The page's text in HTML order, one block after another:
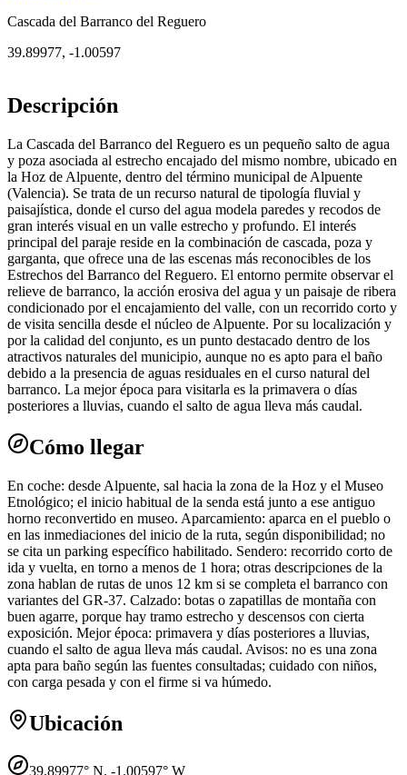
Cascada del Barranco del Reguero
39.89977, -1.00597
Descripción
La Cascada del Barranco del Reguero es un pequeño salto de agua
y poza asociada al estrecho encajado del mismo nombre, ubicado en
la Hoz de Alpuente, dentro del término municipal de Alpuente
(Valencia). Se trata de un recurso natural de tipología fluvial y
paisajística, donde el curso del agua modela paredes y recodos de
gran interés visual en un valle estrecho y profundo. El interés
principal del paraje reside en la combinación de cascada, poza y
garganta, que ofrece una de las escenas más reconocibles de los
Estrechos del Barranco del Reguero. El entorno permite observar el
relieve de barranco, la acción erosiva del agua y un paisaje de ribera
condicionado por el encajamiento del valle, con un recorrido corto y
de visita sencilla desde el núcleo de Alpuente. Por su localización y
por la calidad del conjunto, es un punto destacado dentro de los
atractivos naturales del municipio, aunque no es apto para el baño
debido a la presencia de aguas residuales en el curso natural del
barranco. La mejor época para visitarla es la primavera o días
posteriores a lluvias, cuando el salto de agua lleva más caudal.
Cómo llegar
En coche: desde Alpuente, sal hacia la zona de la Hoz y el Museo
Etnológico; el inicio habitual de la senda está junto a ese antiguo
horno reconvertido en museo. Aparcamiento: aparca en el pueblo o
en las inmediaciones del inicio de la ruta, según disponibilidad; no
se cita un parking específico habilitado. Sendero: recorrido corto de
ida y vuelta, en torno a menos de 1 hora; otras descripciones de la
zona hablan de rutas de unos 12 km si se completa el barranco con
variantes del GR-37. Calzado: botas o zapatillas de montaña con
buen agarre, porque hay tramo estrecho y descensos con cierta
exposición. Mejor época: primavera y días posteriores a lluvias,
cuando el salto de agua lleva más caudal. Avisos: no es una zona
apta para baño según las fuentes consultadas; cuidado con niños,
con carga pesada y con el firme si va húmedo.
Ubicación
39.89977° N, -1.00597° W